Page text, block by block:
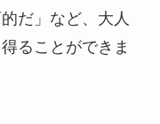
だ」など、大人
ることができま